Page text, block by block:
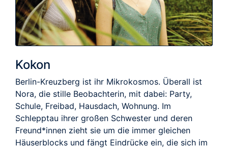
Kokon
Berlin-Kreuzberg ist ihr Mikrokosmos. Überall ist
Nora, die stille Beobachterin, mit dabei: Party,
Schule, Freibad, Hausdach, Wohnung. Im
Schlepptau ihrer großen Schwester und deren
Freund*innen zieht sie um die immer gleichen
Häuserblocks und fängt Eindrücke ein, die sich im